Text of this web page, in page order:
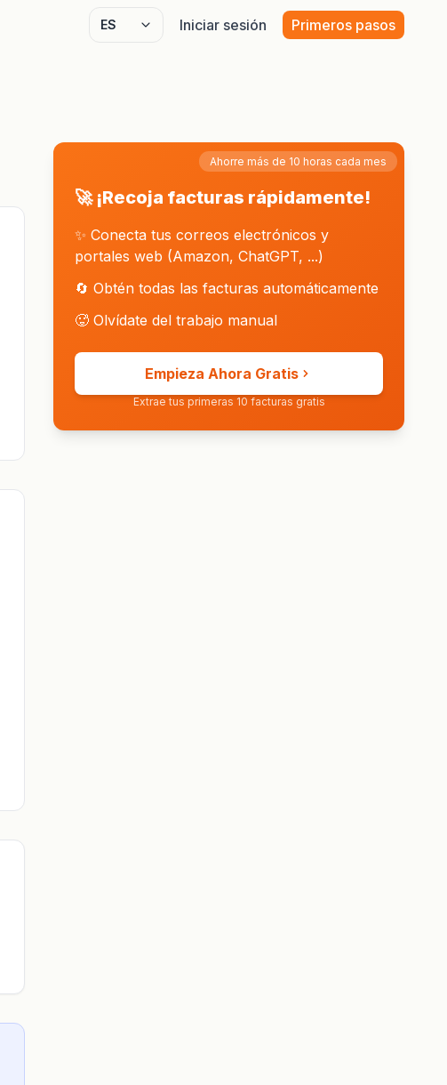
Select language
Iniciar sesión Primeros pasos
Ahorre más de 10 horas cada mes
🚀 ¡Recoja facturas rápidamente!
✨ Conecta tus correos electrónicos y
portales web (Amazon, ChatGPT, ...)
🔄 Obtén todas las facturas automáticamente
🥵 Olvídate del trabajo manual
Empieza Ahora Gratis
Extrae tus primeras 10 facturas gratis